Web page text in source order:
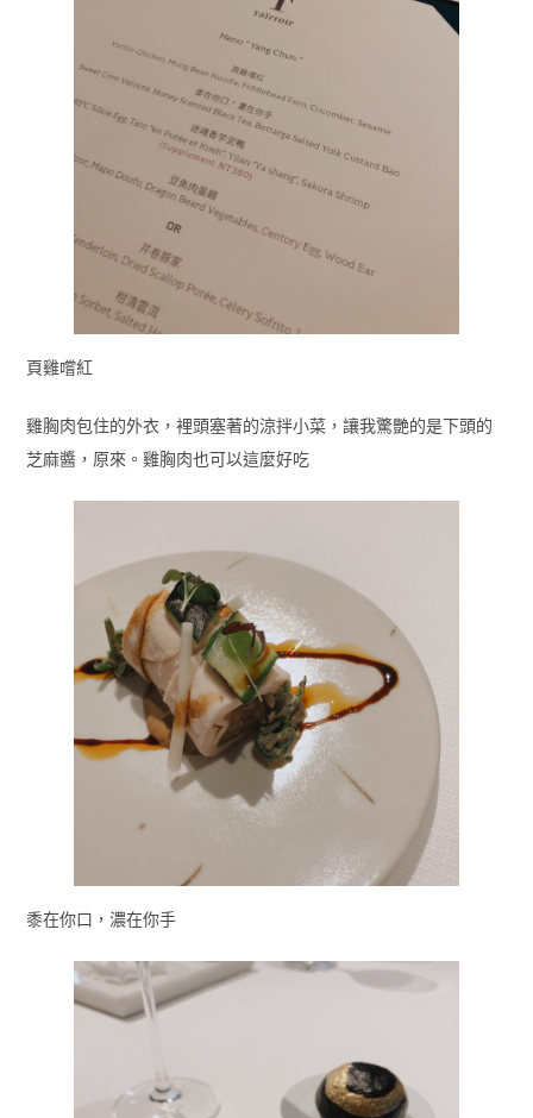
頁雞嚐紅
雞胸肉包住的外衣，裡頭塞著的涼拌小菜，讓我驚艷的是下頭的
芝麻醬，原來。雞胸肉也可以這麼好吃
黍在你口，濃在你手